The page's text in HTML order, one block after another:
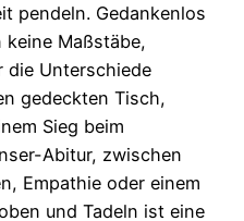
pendeln. Gedankenlos
Maßstäbe,
die Unterschiede
gedeckten Tisch,
Sieg beim
Abitur, zwischen
Empathie oder einem
und Tadeln ist eine